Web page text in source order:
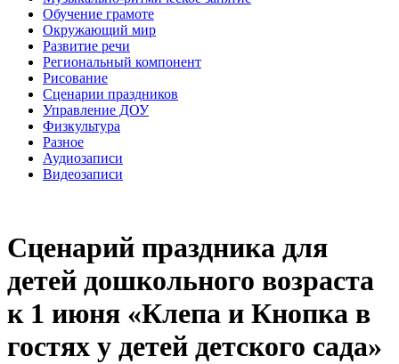
Обучение грамоте
Окружающий мир
Развитие речи
Региональный компонент
Рисование
Сценарии праздников
Управление ДОУ
Физкультура
Разное
Аудиозаписи
Видеозаписи
Сценарий праздника для
детей дошкольного возраста
к 1 июня «Клепа и Кнопка в
гостях у детей детского сада»